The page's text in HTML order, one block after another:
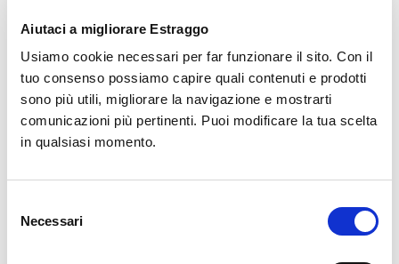
Aiutaci a migliorare Estraggo
Usiamo cookie necessari per far funzionare il sito. Con il
tuo consenso possiamo capire quali contenuti e prodotti
sono più utili, migliorare la navigazione e mostrarti
comunicazioni più pertinenti. Puoi modificare la tua scelta
in qualsiasi momento.
delNecessari
Los Maravillosos Beneficios y
Propiedades del Jugoso Sabor del
Jugo de Granada
03/09/2024
El jugo de granada ha sido aclamado a lo largo de la
sus propiedades únicas.